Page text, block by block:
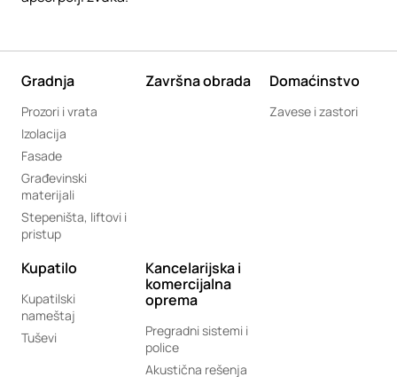
Gradnja
Prozori i vrata
Izolacija
Fasade
Građevinski
materijali
Stepeništa, liftovi i
pristup
Završna obrada Domaćinstvo
Zavese i zastori
Kupatilo
Kupatilski
nameštaj
Tuševi
Kancelarijska i
komercijalna
oprema
Pregradni sistemi i
police
Akustična rešenja